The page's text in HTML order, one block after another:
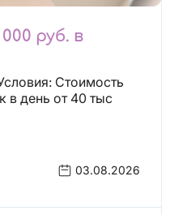
руб. в
03.08.2026